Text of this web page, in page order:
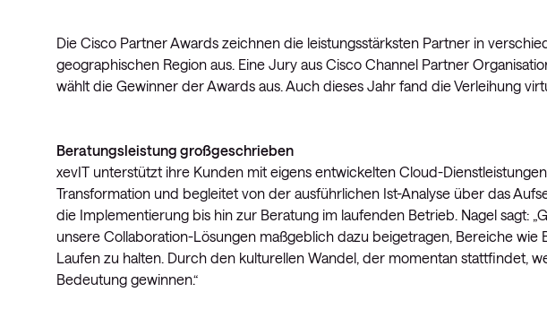
Die Cisco Partner Awards zeichnen die leistungsstärksten Partner in
geographischen Region aus. Eine Jury aus Cisco Channel Partner
wählt die Gewinner der Awards aus. Auch dieses Jahr fand die Verleihung
Beratungsleistung großgeschrieben
xevIT unterstützt ihre Kunden mit eigens entwickelten Cloud-
Transformation und begleitet von der ausführlichen Ist-Analyse über das
die Implementierung bis hin zur Beratung im laufenden Betrieb. Nagel sagt:
unsere Collaboration-Lösungen maßgeblich dazu beigetragen, Bereiche wie
Laufen zu halten. Durch den kulturellen Wandel, der momentan stattfindet,
Bedeutung gewinnen.“